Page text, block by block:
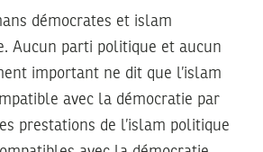
démocrates et islam
Aucun parti politique et aucun
important ne dit que l’islam
avec la démocratie par
prestations de l’islam politique